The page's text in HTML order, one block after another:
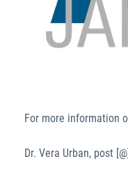
For more information
Dr. Vera Urban, post